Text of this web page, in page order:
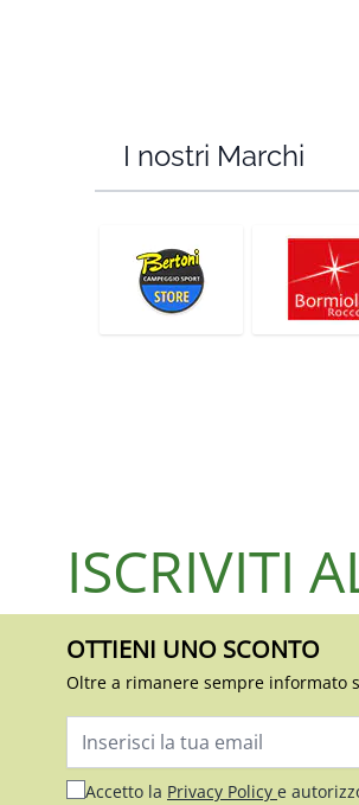
I nostri Marchi
ISCRIVITI
OTTIENI UNO SCONTO
Oltre a rimanere sempre informato
Indirizzo email
Accetto la Privacy Policy e